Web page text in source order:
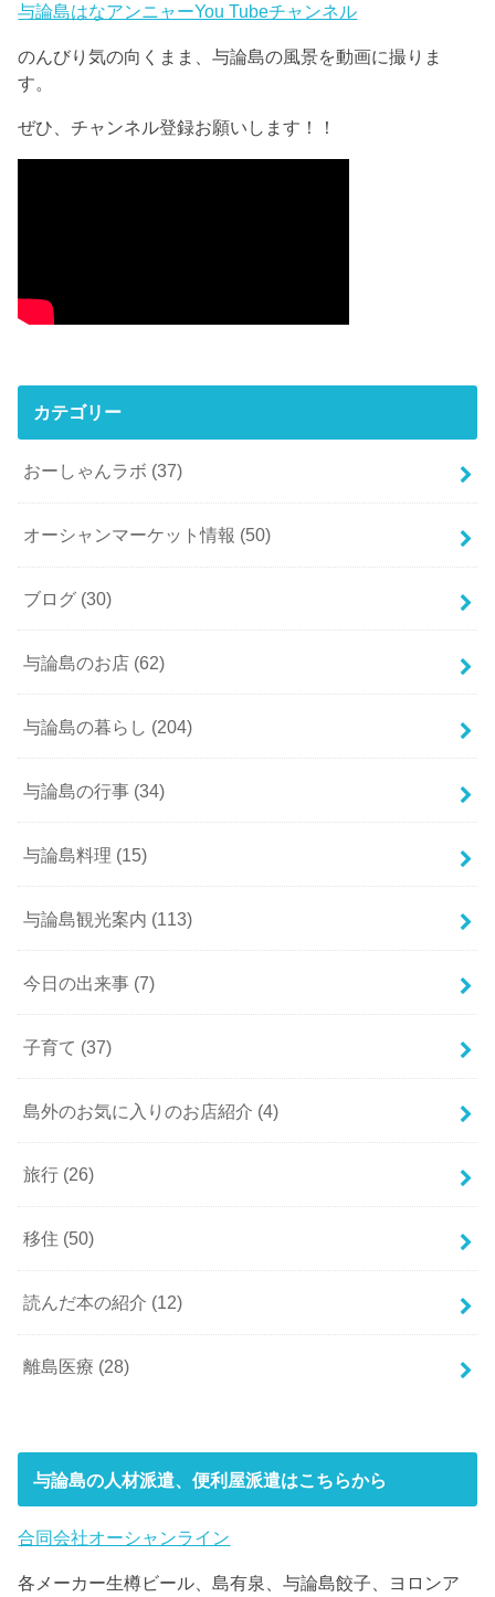
与論島はなアンニャーYou Tubeチャンネル
のんびり気の向くまま、与論島の風景を動画に撮りま
す。
ぜひ、チャンネル登録お願いします！！
カテゴリー
おーしゃんラボ (37)
オーシャンマーケット情報 (50)
ブログ (30)
与論島のお店 (62)
与論島の暮らし (204)
与論島の行事 (34)
与論島料理 (15)
与論島観光案内 (113)
今日の出来事 (7)
子育て (37)
島外のお気に入りのお店紹介 (4)
旅行 (26)
移住 (50)
読んだ本の紹介 (12)
離島医療 (28)
与論島の人材派遣、便利屋派遣はこちらから
合同会社オーシャンライン
各メーカー生樽ビール、島有泉、与論島餃子、ヨロンア